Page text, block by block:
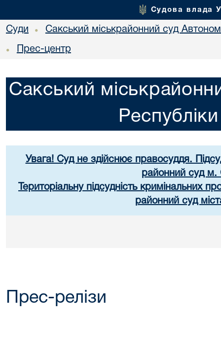
Судова влада
Суди • Сакський міськрайонний суд
• Прес-центр
Сакський
Увага! Суд не здійснює правосуддя.
районний суд м.
Територіальну підсудність кримінальних
районний суд
Прес-релізи